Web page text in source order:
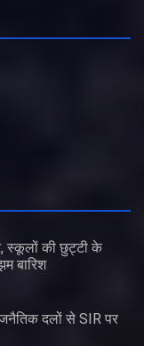
स्कूलों की छुट्टी के
बारिश
दलों से SIR पर